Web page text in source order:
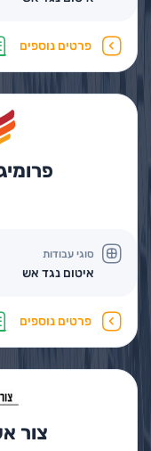
פרטים נוספים
סוגי עבודות
איטום נגד אש
פרטים נוספים
צור